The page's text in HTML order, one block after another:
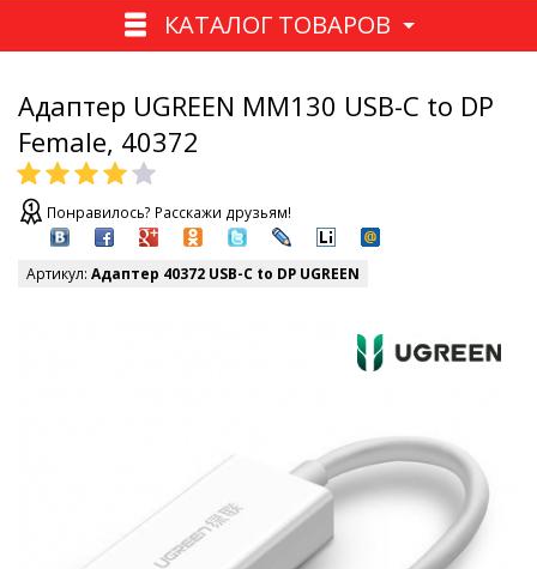
КАТАЛОГ ТОВАРОВ
Адаптер UGREEN MM130 USB-C to DP
Female, 40372
Понравилось? Расскажи друзьям!
Артикул: Адаптер 40372 USB-C to DP UGREEN